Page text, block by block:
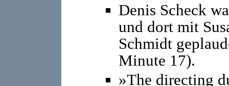
Denis Scheck
und dort mit
Schmidt
Minute 17).
»The directing